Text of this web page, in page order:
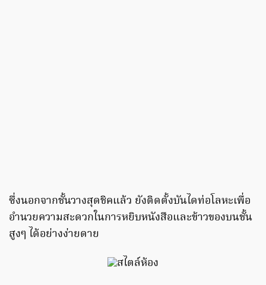
ซึ่งนอกจากชั้นวางสุดชิคแล้ว ยังติดตั้งบันไดท่อโลหะเพื่อ
อำนวยความสะดวกในการหยิบหนังสือและข้าวของบนชั้น
สูงๆ ได้อย่างง่ายดาย